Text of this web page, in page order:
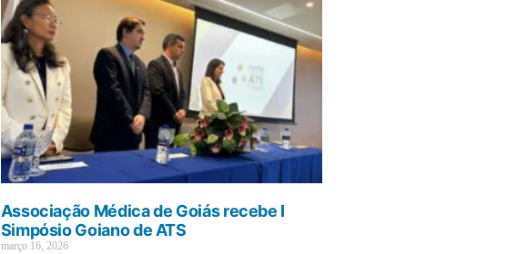
Associação Médica de Goiás recebe I
Simpósio Goiano de ATS
março 16, 2026